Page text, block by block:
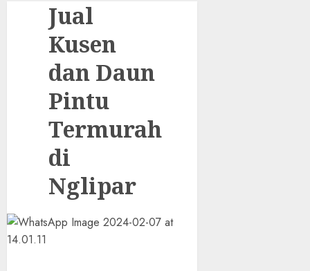
Jual
Kusen
dan Daun
Pintu
Termurah
di
Nglipar